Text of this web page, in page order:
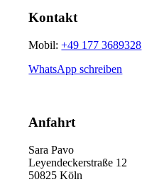
Kontakt
Mobil:+49 177 3689328
WhatsApp schreiben
Anfahrt
Sara Pavo
Leyendeckerstraße 12
50825 Köln